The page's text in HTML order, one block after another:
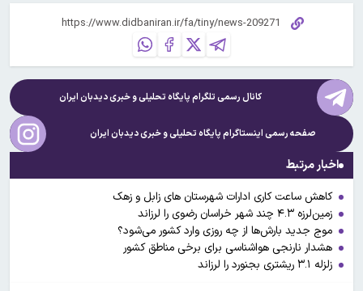
کانال رسمی تلگرام پایگاه تحلیلی و خبریدیدبان ایران
صفحه رسمی اینستاگرام پایگاه تحلیلی و خبریدیدبان ایران
اخبار مرتبط
کاهش ساعت کاری ادارات شهرستان های زابل و زهک
زمین‌لرزه‌ ۴.۳ چند شهر خراسان رضوی را لرزاند
موج جدید بارش‌ها از چه روزی وارد کشور می‌شود؟
هشدار نارنجی هواشناسی برای برخی مناطق کشور
زلزله ۳.۱ ریشتری بجنورد را لرزاند